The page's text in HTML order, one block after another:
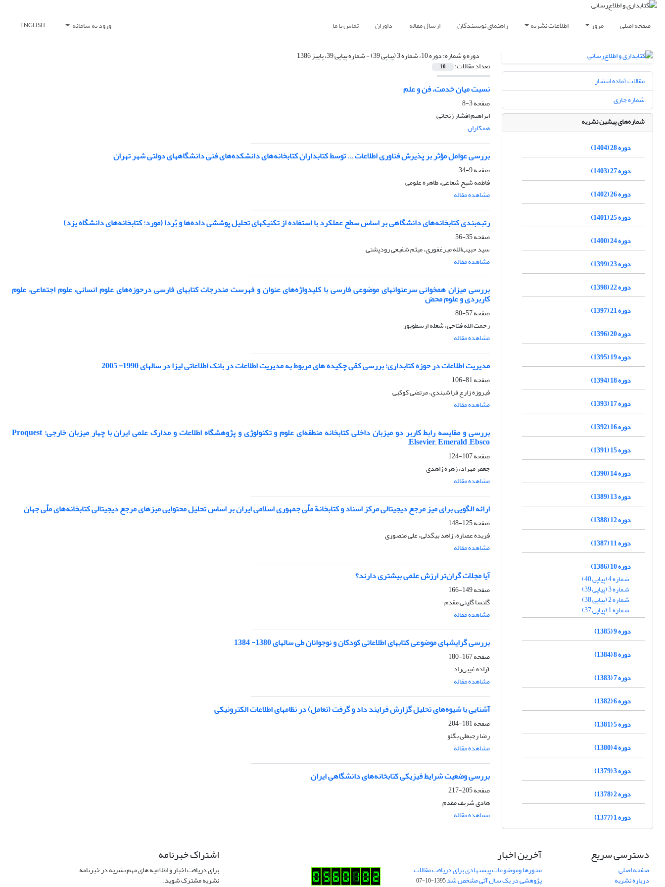
صفحه اصلی مرور اطلاعات نشریه راهنمای نویسندگان ارسال مقاله داوران تماس با ما ورود به سامانه ENGLISH
دوره و شماره:دوره 10، شماره 3 (پیاپی 39) - شماره پیاپی 39، پاییز 1386
تعداد مقالات: 10
نسبت میان خدمت، فن و علم
صفحه3-8
ابراهیم افشار زنجانی
همکاران
بررسی عوامل مؤثر بر پذیرش فناوری اطلاعات ... توسط کتابداران کتابخانه‌های دانشکده‌های فنی دانشگاههای دولتی شهر تهران
صفحه9-34
فاطمه شیخ شعاعی، طاهره علومی
مشاهده مقاله
رتبه‌بندی کتابخانه‌های دانشگاهی بر اساس سطح عملکرد با استفاده از تکنیکهای تحلیل پوششی داده‌ها و بُردا (مورد: کتابخانه‌های دانشگاه یزد)
صفحه35-56
سید حبیب‌الله میرغفوری، میثم شفیعی رودپشتی
مشاهده مقاله
بررسی میزان همخوانی سرعنوانهای موضوعی فارسی با کلیدواژه‌های عنوان و فهرست مندرجات کتابهای فارسی درحوزه‌های علوم انسانی، علوم اجتماعی، علوم
کاربردی و علوم محض
صفحه57-80
رحمت الله فتاحی، شعله ارسطوپور
مشاهده مقاله
مدیریت اطلاعات در حوزه کتابداری: بررسی کمّی چکیده های مربوط به مدیریت اطلاعات در بانک اطلاعاتی لیزا در سالهای 1990- 2005
صفحه81-106
فیروزه زارع فراشبندی، مرتضی کوکبی
مشاهده مقاله
بررسی و مقایسه رابط کاربر دو میزبان داخلی کتابخانه منطقه‌ای علوم و تکنولوژی و پژوهشگاه اطلاعات و مدارک علمی ایران با چهار میزبان خارجی: Proquest
,Elsevier, Emerald ,Ebsco
صفحه107-124
جعفر مهراد، زهره زاهدی
مشاهده مقاله
ارائه الگویی برای میز مرجع دیجیتالی مرکز اسناد و کتابخانة ملّی جمهوری اسلامی ایران بر اساس تحلیل محتوایی میزهای مرجع دیجیتالی کتابخانه‌های ملّی جهان
صفحه125-148
فریده عصاره، زاهد بیگدلی، علی منصوری
مشاهده مقاله
آیا مجلات گران‌تر ارزش علمی بیشتری دارند؟
صفحه149-166
گلنسا گلینی مقدم
مشاهده مقاله
بررسی گرایشهای موضوعی کتابهای اطلاعاتی کودکان و نوجوانان طی سالهای 1380- 1384
صفحه167-180
آزاده غیبی‌زاد
مشاهده مقاله
آشنایی با شیوه‌های تحلیل گزارش فرایند داد و گرفت (تعامل) در نظامهای اطلاعات الکترونیکی
صفحه181-204
رضا رجبعلی بگلو
مشاهده مقاله
بررسی وضعیت شرایط فیزیکی کتابخانه‌های دانشگاهی ایران
صفحه205-217
هادی شریف مقدم
مشاهده مقاله
مقالات آماده انتشار
شماره جاری
شماره‌های پیشین نشریه
دوره 28 (1404)
دوره 27 (1403)
دوره 26 (1402)
دوره 25 (1401)
دوره 24 (1400)
دوره 23 (1399)
دوره 22 (1398)
دوره 21 (1397)
دوره 20 (1396)
دوره 19 (1395)
دوره 18 (1394)
دوره 17 (1393)
دوره 16 (1392)
دوره 15 (1391)
دوره 14 (1390)
دوره 13 (1389)
دوره 12 (1388)
دوره 11 (1387)
دوره 10 (1386)
شماره 4 (پیاپی 40)
شماره 3 (پیاپی 39)
شماره 2 (پیاپی 38)
شماره 1 (پیاپی 37)
دوره 9 (1385)
دوره 8 (1384)
دوره 7 (1383)
دوره 6 (1382)
دوره 5 (1381)
دوره 4 (1380)
دوره 3 (1379)
دوره 2 (1378)
دوره 1 (1377)
دسترسی سریع
صفحه اصلی
درباره نشریه
آخرین اخبار
محورها وموضوعات پیشنهادی برای دریافت مقالات
پژوهشی در یک سال آتی مشخص شد1395-10-07
اشتراک خبرنامه
برای دریافت اخبار و اطلاعیه های مهم نشریه در خبرنامه
نشریه مشترک شوید.